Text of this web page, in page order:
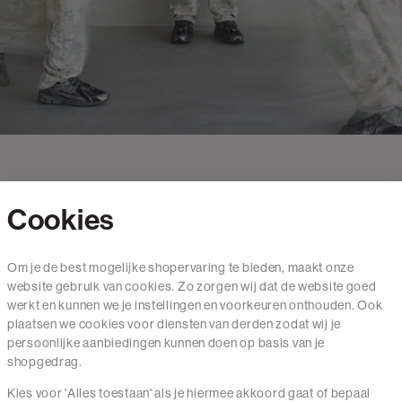
Mail ons
020 - 3412 650
Van maandag t/m vrijdag van 8.30 uur tot 18.00 uur.
Cookies
Om je de best mogelijke shopervaring te bieden, maakt onze
website gebruik van cookies. Zo zorgen wij dat de website goed
werkt en kunnen we je instellingen en voorkeuren onthouden. Ook
plaatsen we cookies voor diensten van derden zodat wij je
persoonlijke aanbiedingen kunnen doen op basis van je
shopgedrag.
Kies voor 'Alles toestaan' als je hiermee akkoord gaat of bepaal